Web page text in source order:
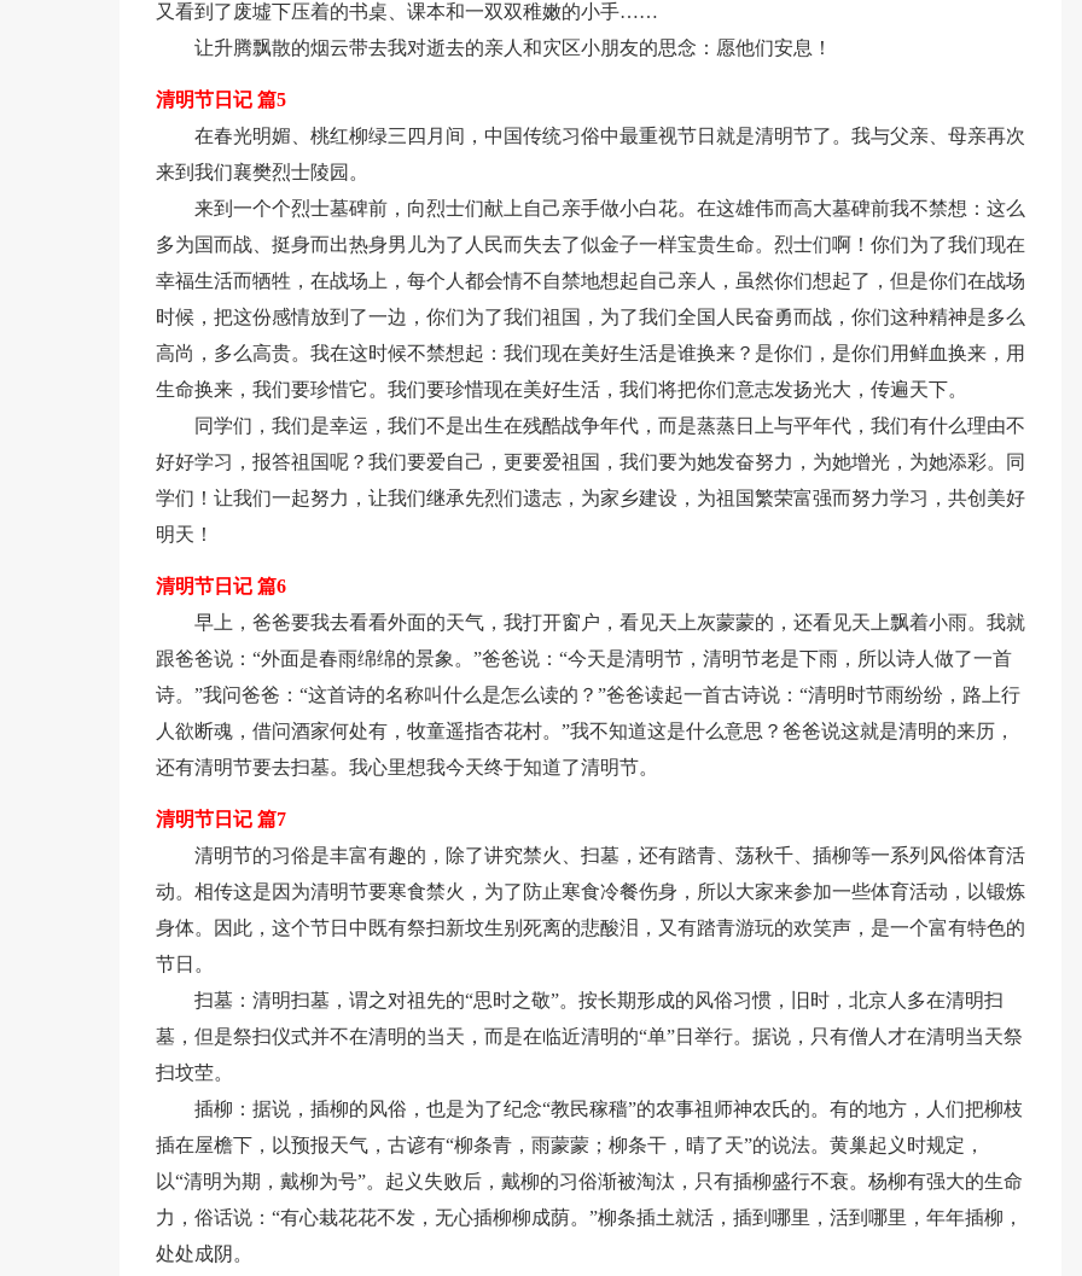
又看到了废墟下压着的书桌、课本和一双双稚嫩的小手……
让升腾飘散的烟云带去我对逝去的亲人和灾区小朋友的思念：愿他们安息！
清明节日记 篇5
在春光明媚、桃红柳绿三四月间，中国传统习俗中最重视节日就是清明节了。我与父亲、母亲再次
来到我们襄樊烈士陵园。
来到一个个烈士墓碑前，向烈士们献上自己亲手做小白花。在这雄伟而高大墓碑前我不禁想：这么
多为国而战、挺身而出热身男儿为了人民而失去了似金子一样宝贵生命。烈士们啊！你们为了我们现在
幸福生活而牺牲，在战场上，每个人都会情不自禁地想起自己亲人，虽然你们想起了，但是你们在战场
时候，把这份感情放到了一边，你们为了我们祖国，为了我们全国人民奋勇而战，你们这种精神是多么
高尚，多么高贵。我在这时候不禁想起：我们现在美好生活是谁换来？是你们，是你们用鲜血换来，用
生命换来，我们要珍惜它。我们要珍惜现在美好生活，我们将把你们意志发扬光大，传遍天下。
同学们，我们是幸运，我们不是出生在残酷战争年代，而是蒸蒸日上与平年代，我们有什么理由不
好好学习，报答祖国呢？我们要爱自己，更要爱祖国，我们要为她发奋努力，为她增光，为她添彩。同
学们！让我们一起努力，让我们继承先烈们遗志，为家乡建设，为祖国繁荣富强而努力学习，共创美好
明天！
清明节日记 篇6
早上，爸爸要我去看看外面的天气，我打开窗户，看见天上灰蒙蒙的，还看见天上飘着小雨。我就
跟爸爸说：“外面是春雨绵绵的景象。”爸爸说：“今天是清明节，清明节老是下雨，所以诗人做了一首
诗。”我问爸爸：“这首诗的名称叫什么是怎么读的？”爸爸读起一首古诗说：“清明时节雨纷纷，路上行
人欲断魂，借问酒家何处有，牧童遥指杏花村。”我不知道这是什么意思？爸爸说这就是清明的来历，
还有清明节要去扫墓。我心里想我今天终于知道了清明节。
清明节日记 篇7
清明节的习俗是丰富有趣的，除了讲究禁火、扫墓，还有踏青、荡秋千、插柳等一系列风俗体育活
动。相传这是因为清明节要寒食禁火，为了防止寒食冷餐伤身，所以大家来参加一些体育活动，以锻炼
身体。因此，这个节日中既有祭扫新坟生别死离的悲酸泪，又有踏青游玩的欢笑声，是一个富有特色的
节日。
扫墓：清明扫墓，谓之对祖先的“思时之敬”。按长期形成的风俗习惯，旧时，北京人多在清明扫
墓，但是祭扫仪式并不在清明的当天，而是在临近清明的“单”日举行。据说，只有僧人才在清明当天祭
扫坟茔。
插柳：据说，插柳的风俗，也是为了纪念“教民稼穑”的农事祖师神农氏的。有的地方，人们把柳枝
插在屋檐下，以预报天气，古谚有“柳条青，雨蒙蒙；柳条干，晴了天”的说法。黄巢起义时规定，
以“清明为期，戴柳为号”。起义失败后，戴柳的习俗渐被淘汰，只有插柳盛行不衰。杨柳有强大的生命
力，俗话说：“有心栽花花不发，无心插柳柳成荫。”柳条插土就活，插到哪里，活到哪里，年年插柳，
处处成阴。